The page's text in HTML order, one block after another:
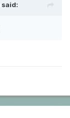
said: